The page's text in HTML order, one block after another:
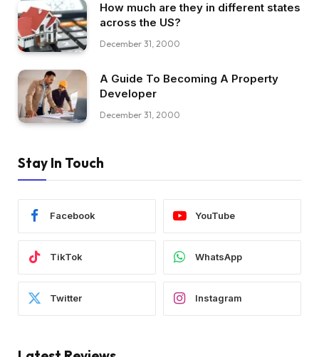
How much are they in different states
across the US?
December 31, 2000
A Guide To Becoming A Property
Developer
December 31, 2000
Stay In Touch
Facebook YouTube
TikTok WhatsApp
Twitter Instagram